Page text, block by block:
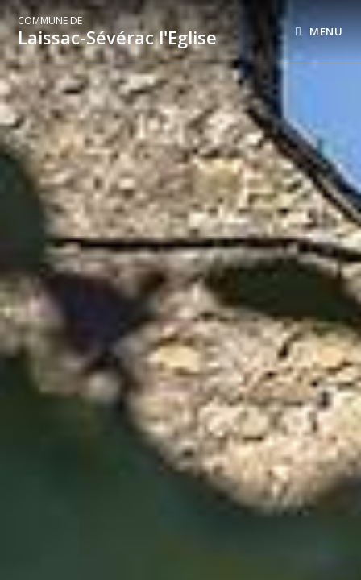
COMMUNE DE
Laissac-Sévérac l'Eglise MENU